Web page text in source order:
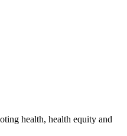
health, health equity and